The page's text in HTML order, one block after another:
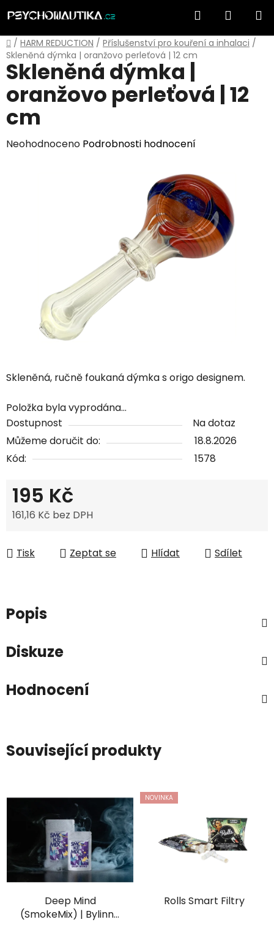
na
obsah
Hledat
KOŠÍK
Domů
/ HARM REDUCTION / Příslušenství pro kouření a inhalaci /
Skleněná dýmka | oranžovo perleťová | 12 cm
Skleněná, ručně foukaná dýmka s origo designem.
Položka byla vyprodána…
Dostupnost
Na dotaz
Můžeme doručit do:
18.8.2026
Kód:
1578
195 Kč
161,16 Kč bez DPH
Tisk
Zeptat se Hlídat Sdílet
Skleněná dýmka |
oranžovo perleťová | 12
cm
Průměrné
Neohodnoceno Podrobnosti hodnocení
Popis
Diskuze
Hodnocení
Související produkty
Deep Mind
(SmokeMix) | Bylinná
NOVINKA
Rolls Smart Filtry